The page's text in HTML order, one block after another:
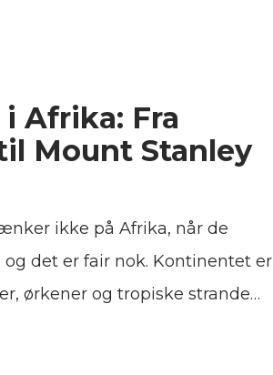
i Afrika: Fra
Mount Stanley
ikke på Afrika, når de
det er fair nok. Kontinentet er
ørkener og tropiske strande